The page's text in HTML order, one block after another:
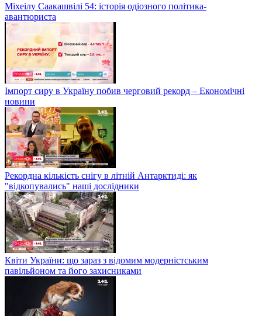
Міхеілу Саакашвілі 54: історія одіозного політика-
авантюриста
Імпорт сиру в Україну побив черговий рекорд – Економічні
новини
Рекордна кількість снігу в літній Антарктиді: як
"відкопувались" наші дослідники
Квіти України: що зараз з відомим модерністським
павільйоном та його захисниками